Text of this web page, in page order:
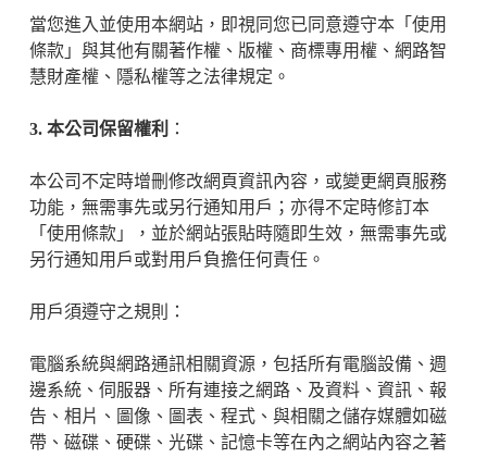
當您進入並使用本網站，即視同您已同意遵守本「使用
條款」與其他有關著作權、版權、商標專用權、網路智
慧財產權、隱私權等之法律規定。
3. 本公司保留權利 ：
本公司不定時增刪修改網頁資訊內容，或變更網頁服務
功能，無需事先或另行通知用戶；亦得不定時修訂本
「使用條款」，並於網站張貼時隨即生效，無需事先或
另行通知用戶或對用戶負擔任何責任。
用戶須遵守之規則：
電腦系統與網路通訊相關資源，包括所有電腦設備、週
邊系統、伺服器、所有連接之網路、及資料、資訊、報
告、相片、圖像、圖表、程式、與相關之儲存媒體如磁
帶、磁碟、硬碟、光碟、記憶卡等在內之網站內容之著